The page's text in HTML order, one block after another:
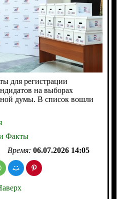
для регистрации
на выборах
думы. В список вошли
Факты
Время: 06.07.2026 14:05